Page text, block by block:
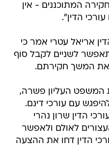
המתוכננים - אין
הדין".
אריאל עטרי אמר כי
לשניים לקבל סוף
המשך חקירתם.
המשפט העליון פשרה,
עם עורכי דינם.
הדין שרון נהרי
לאולם ולאפשר
הדין דחו את ההצעה